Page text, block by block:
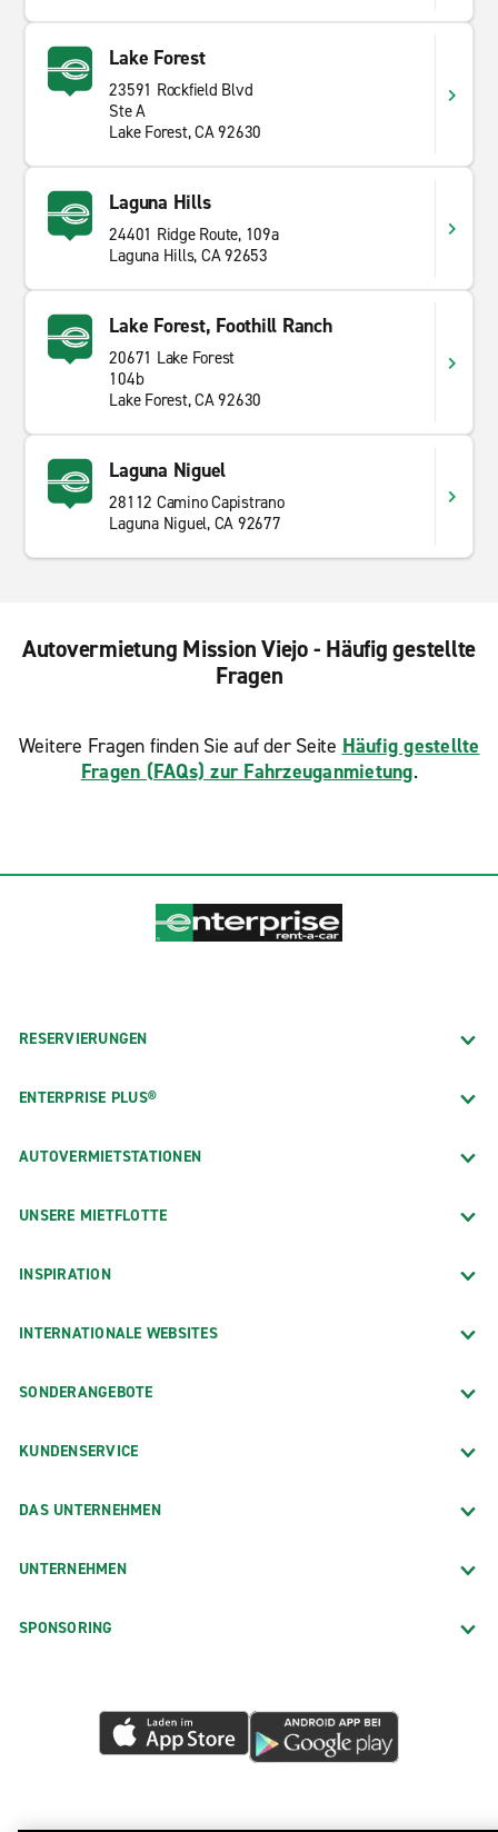
Lake Forest
23591 Rockfield Blvd
Ste A
Lake Forest, CA 92630
Laguna Hills
24401 Ridge Route, 109a
Laguna Hills, CA 92653
Lake Forest, Foothill Ranch
20671 Lake Forest
104b
Lake Forest, CA 92630
Laguna Niguel
28112 Camino Capistrano
Laguna Niguel, CA 92677
Autovermietung Mission Viejo - Häufig gestellte
Fragen
Weitere Fragen finden Sie auf der Seite Häufig gestellte
Fragen (FAQs) zur Fahrzeuganmietung.
RESERVIERUNGEN
ENTERPRISE PLUS®
AUTOVERMIETSTATIONEN
UNSERE MIETFLOTTE
INSPIRATION
INTERNATIONALE WEBSITES
SONDERANGEBOTE
KUNDENSERVICE
DAS UNTERNEHMEN
UNTERNEHMEN
SPONSORING